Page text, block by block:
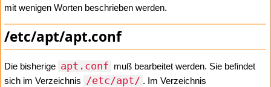
mit wenigen Worten beschrieben werden.
/etc/apt/apt.conf
Die bisherige apt.conf muß bearbeitet werden. Sie befindet
sich im Verzeichnis
/etc/apt/ . Im Verzeichnis